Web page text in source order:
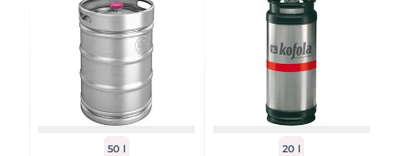
50 l 20 l